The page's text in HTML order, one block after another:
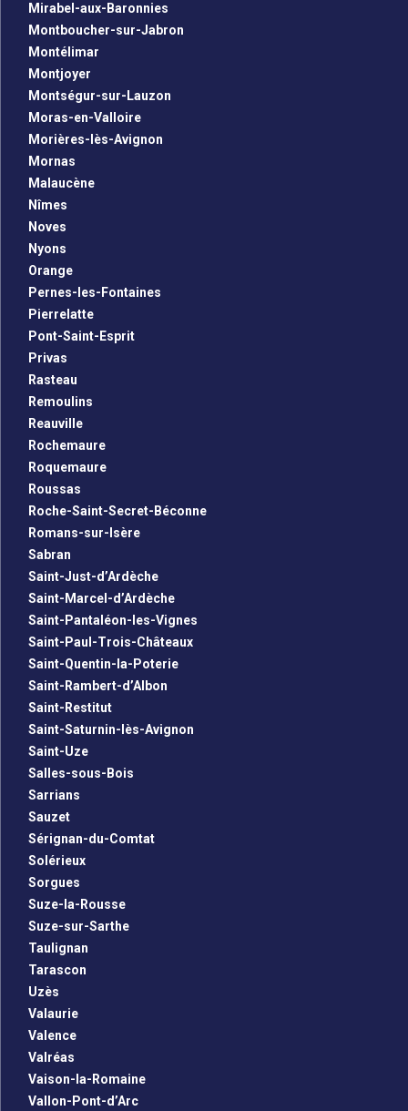
Mirabel-aux-Baronnies
Montboucher-sur-Jabron
Montélimar
Montjoyer
Montségur-sur-Lauzon
Moras-en-Valloire
Morières-lès-Avignon
Mornas
Malaucène
Nîmes
Noves
Nyons
Orange
Pernes-les-Fontaines
Pierrelatte
Pont-Saint-Esprit
Privas
Rasteau
Remoulins
Reauville
Rochemaure
Roquemaure
Roussas
Roche-Saint-Secret-Béconne
Romans-sur-Isère
Sabran
Saint-Just-d’Ardèche
Saint-Marcel-d’Ardèche
Saint-Pantaléon-les-Vignes
Saint-Paul-Trois-Châteaux
Saint-Quentin-la-Poterie
Saint-Rambert-d’Albon
Saint-Restitut
Saint-Saturnin-lès-Avignon
Saint-Uze
Salles-sous-Bois
Sarrians
Sauzet
Sérignan-du-Comtat
Solérieux
Sorgues
Suze-la-Rousse
Suze-sur-Sarthe
Taulignan
Tarascon
Uzès
Valaurie
Valence
Valréas
Vaison-la-Romaine
Vallon-Pont-d’Arc